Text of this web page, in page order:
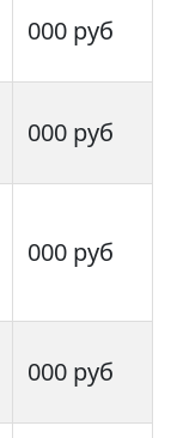
000 руб
000 руб
000 руб
000 руб